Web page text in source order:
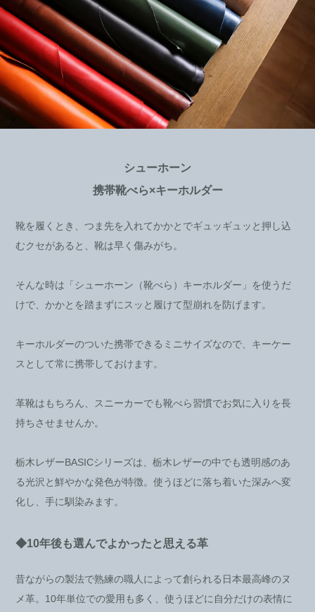
シューホーン
携帯靴べら×キーホルダー
靴を履くとき、つま先を入れてかかとでギュッギュッと押し込
むクセがあると、靴は早く傷みがち。
そんな時は「シューホーン（靴べら）キーホルダー」を使うだ
けで、かかとを踏まずにスッと履けて型崩れを防げます。
キーホルダーのついた携帯できるミニサイズなので、キーケー
スとして常に携帯しておけます。
革靴はもちろん、スニーカーでも靴べら習慣でお気に入りを長
持ちさせませんか。
栃木レザーBASICシリーズは、栃木レザーの中でも透明感のあ
る光沢と鮮やかな発色が特徴。使うほどに落ち着いた深みへ変
化し、手に馴染みます。
◆10年後も選んでよかったと思える革
昔ながらの製法で熟練の職人によって創られる日本最高峰のヌ
メ革。10年単位での愛用も多く、使うほどに自分だけの表情に